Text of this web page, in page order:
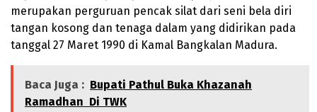
merupakan perguruan pencak silat dari seni bela diri
tangan kosong dan tenaga dalam yang didirikan pada
tanggal 27 Maret 1990 di Kamal Bangkalan Madura.
Baca Juga : Bupati Pathul Buka Khazanah
Ramadhan Di TWK